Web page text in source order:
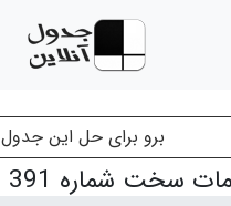
برو برای حل این جدول
سخت شماره 391